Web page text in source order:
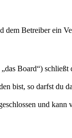
Betreiber ein
Board“)
bist, so darfst du
und